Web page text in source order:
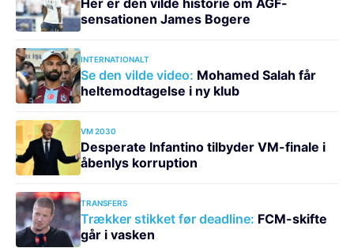
sensationen James Bogere
INTERNATIONALT
Se den vilde video: Mohamed Salah får
heltemodtagelse i ny klub
VM 2030
Desperate Infantino tilbyder VM-finale i
åbenlys korruption
TRANSFERS
Trækker stikket før deadline: FCM-skifte
går i vasken